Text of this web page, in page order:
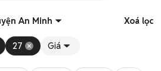
An Minh Xoá lọc
27 Giá